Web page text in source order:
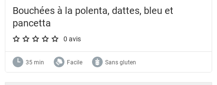
Bouchées à la polenta, dattes, bleu et
pancetta
A star rating of 0 out of 5.
0 avis
35 min Facile Sans gluten